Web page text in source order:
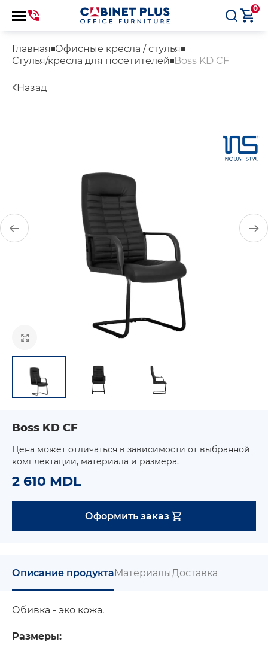
0
Главная Офисные кресла / стулья
Стулья/кресла для посетителей Boss KD CF
Назад
Boss KD CF
Цена может отличаться в зависимости от выбранной
комплектации, материала и размера.
2 610 MDL
Оформить заказ
Описание продуктаМатериалыДоставка
Обивка - эко кожа.
Размеры: